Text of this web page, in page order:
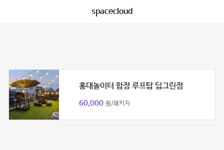
spacecloud
홍대놀이터 합정 루프탑 딥그린점
60,000 원/패키지